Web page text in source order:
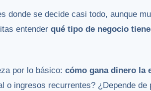
donde se decide casi todo, aunque
entender qué tipo de negocio
por lo básico: cómo gana dinero la
o ingresos recurrentes? ¿Depende